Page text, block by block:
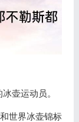
壶运动员。
世界冰壶锦标